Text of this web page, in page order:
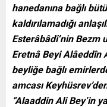
hanedanına bağlı
kaldırılamadığı
Esterâbâdî’nin Bezm
Eretnâ Beyi Alâeddîn
beyliğe bağlı
amcası
“Alaaddin Ali Bey’in